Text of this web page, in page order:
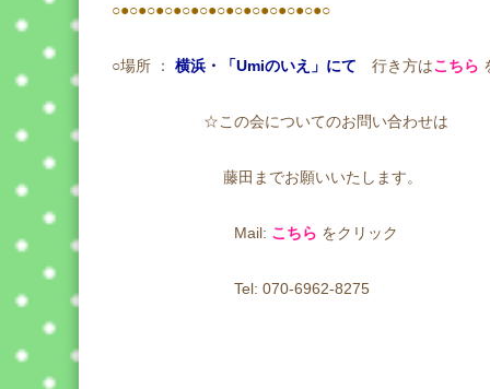
○●○●○●○●○●○●○●○●○●○●○●○●○
○場所 ： 横浜・「Umiのいえ」にて 行き方はこちら
☆この会についてのお問
藤田までお願いいたします。
Mail: こちら をクリック
Tel: 070-6962-8275